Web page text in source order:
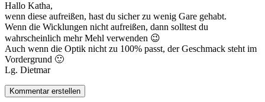
Hallo Katha,
wenn diese aufreißen, hast du sicher zu wenig Gare gehabt.
Wenn die Wicklungen nicht aufreißen, dann solltest du
wahrscheinlich mehr Mehl verwenden 😉
Auch wenn die Optik nicht zu 100% passt, der Geschmack steht im
Vordergrund 🙂
Lg. Dietmar
Kommentar erstellen